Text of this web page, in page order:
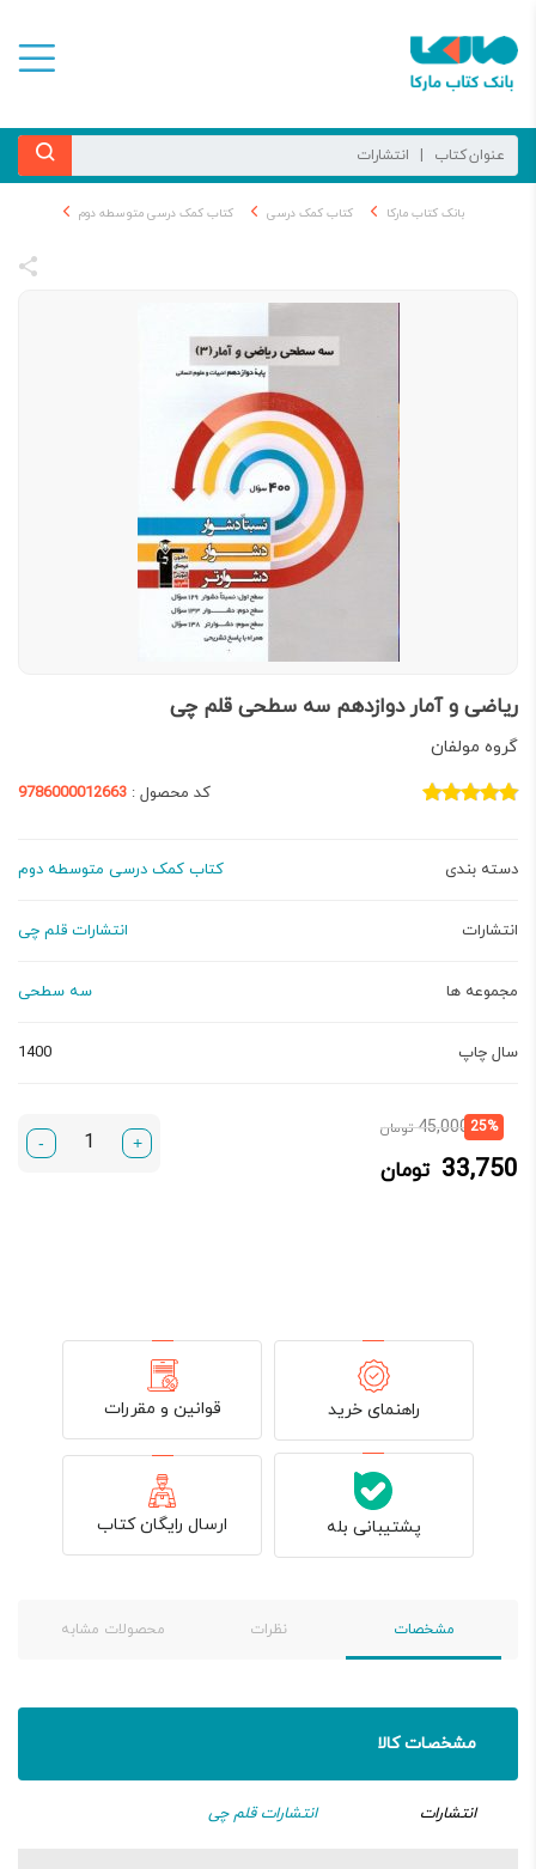
بانک کتاب مارکا کتاب کمک درسی کتاب کمک درسی متوسطه دوم
ریاضی و آمار دوازدهم سه سطحی قلم چی
گروه مولفان
کد محصول : 9786000012663
دسته بندی کتاب کمک درسی متوسطه دوم
انتشارات انتشارات قلم چی
مجموعه ها سه سطحی
سال چاپ 1400
25%
45,000 تومانقیمت
33,750 تومان
قیمت
33,750 تومان.
+
-
راهنمای خرید قوانین و مقررات
پشتیبانی بله ارسال رایگان کتاب
مشخصات نظرات محصولات مشابه
مشخصات کالا
انتشارات انتشارات قلم چی